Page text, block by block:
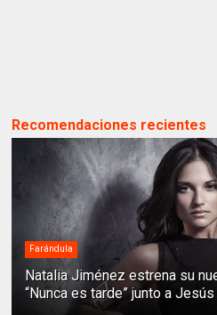
Recomendaciones recientes
Farándula
Natalia Jiménez estrena su
“Nunca es tarde” junto a